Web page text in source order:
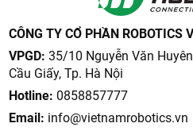
CÔNG TY CỔ PHẦN ROBOTICS
VPGD: 35/10 Nguyễn Văn
Cầu Giấy, Tp. Hà Nội
Hotline: 0858857777
Email: info@vietnamrobotics.vn